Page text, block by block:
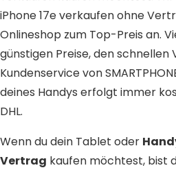
iPhone 17e verkaufen ohne
Onlineshop zum Top-Preis an.
günstigen Preise, den schnellen
Kundenservice von
deines Handys erfolgt immer
DHL.
Wenn du dein Tablet oder
Vertrag kaufen möchtest, bist